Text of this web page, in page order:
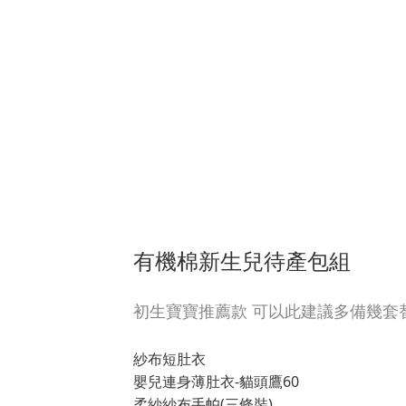
有機棉新生兒待產包組
初生寶寶推薦款 可以此建議多備幾套
紗布短肚衣
嬰兒連身薄肚衣-貓頭鷹60